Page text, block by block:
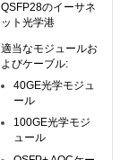
QSFP28のイーサネ
ット光学港
適当なモジュールお
よびケーブル:
40GE光学モジュ
ール
100GE光学モジ
ュール